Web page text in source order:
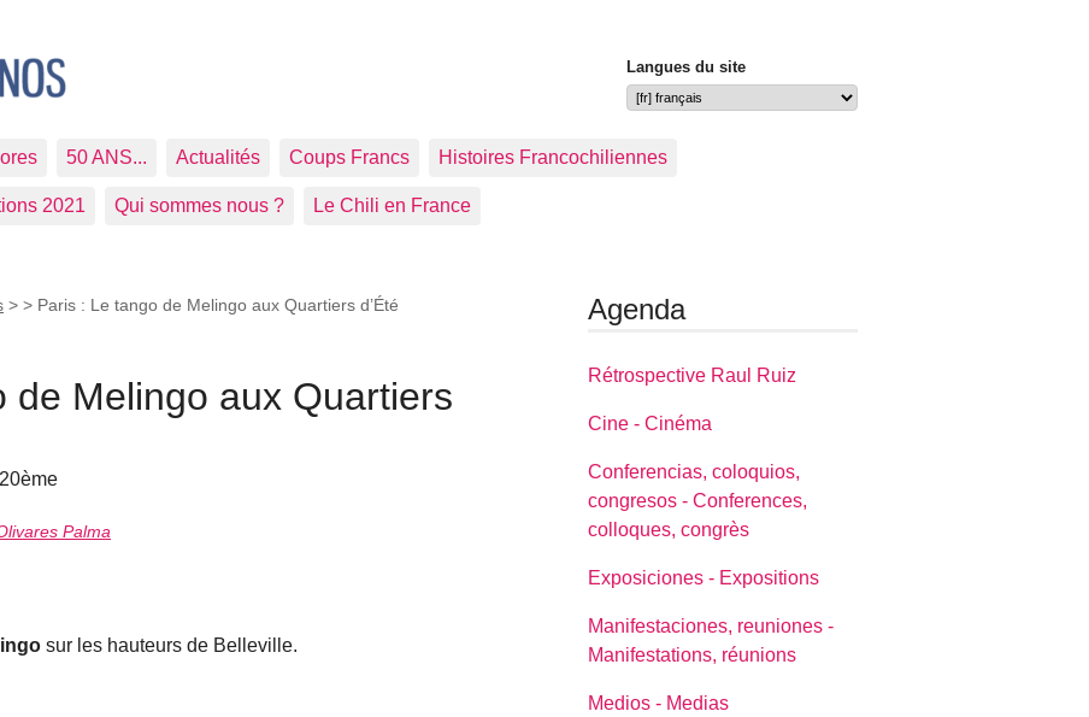
Langues du site
50 ANS... Actualités Coups Francs Histoires Francochiliennes
2021 Qui sommes nous ? Le Chili en France
> > Paris : Le tango de Melingo aux Quartiers d’Été
de Melingo aux Quartiers
Palma
sur les hauteurs de Belleville.
Agenda
Rétrospective Raul Ruiz
Cine - Cinéma
Conferencias, coloquios,
congresos - Conferences,
colloques, congrès
Exposiciones - Expositions
Manifestaciones, reuniones -
Manifestations, réunions
Medios - Medias